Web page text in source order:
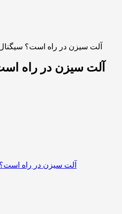
آلت سیزن در راه است؟
آلت سیزن در راه